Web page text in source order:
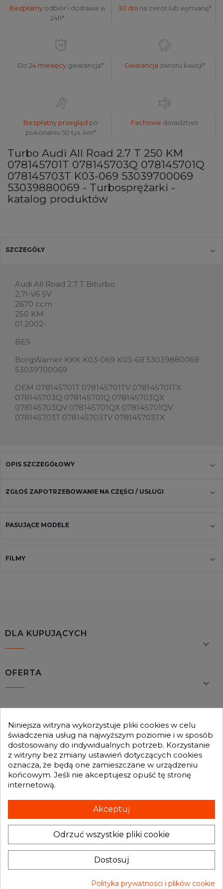
Bezpłatnyodbiór i dostawa w
24h*
30 dnina zwrot lub wymianę*
Do24 miesięcy gwarancja* Gwarancja zwrotu kaucji*
Bezpłatny przegląd po
pokonaniu 50 tys. km*
Fachowe doradztwo
Turbo Audi All Road 2.7 T 250 KM
078145701T 078145703Q 078145701Q
078145703T K03-069 53039700069
53039880069 - Turbosprężarki -
katalog produktów
SZCZEGÓŁY
Audi All Road 2.7 T Biturbo
2,7l-V6 5V
2670 ccm
250 KM
01.2002-
BES
BorgWarner KKK K03-069 K03-69 53039880069
53039700069
OEM 078145701T 078145701TV 078145701TX
078145703Q 078145701Q 078145703QX
078145703QV 078145701QX 078145701QV
078145703T 078145703TV 078145703TX
OPIS SZCZEGÓŁOWY
ZGŁOŚ ZAPOTRZEBOWANIE NA CZĘŚCI / USŁUGI
PASUJĄCE MODELE
FILMY
DLA KUPUJĄCYCH

OFERTA

GENESIS TURBO
Otrzymuj informację o nowościach i promocjach wprost do Twojej
INFORMACJA O SKLEPIE
keyboard_arrow_down
Niniejsza witryna wykorzystuje pliki cookies w celu
świadczenia usług na najwyższym poziomie i w sposób
dostosowany do indywidualnych potrzeb. Korzystanie
z witryny bez zmiany ustawień dotyczących cookies
oznacza, że będą one zamieszczane w urządzeniu
końcowym. Jeśli nie akceptujesz opuść tę stronę
internetową.
Akceptuj
Odrzuć wszystkie pliki cookie
Dostosuj
Polityka prywatności i plików cookie